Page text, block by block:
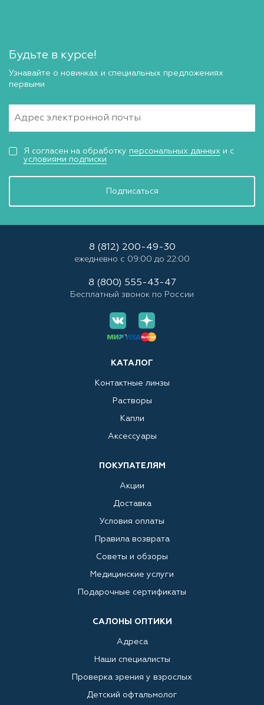
Будьте в курсе!
Узнавайте о новинках и специальных предложениях
первыми
Подписаться
Я согласен на обработку персональных данных и с
условиями подписки
КАТАЛОГ
Контактные линзы
Растворы
Капли
Аксессуары
ПОКУПАТЕЛЯМ
Акции
Доставка
Условия оплаты
Правила возврата
Советы и обзоры
Медицинские услуги
Подарочные сертификаты
САЛОНЫ ОПТИКИ
Адреса
Наши специалисты
Проверка зрения у взрослых
Детский офтальмолог
8 (812) 200-49-30
ежедневно с 09:00 до 22:00
8 (800) 555-43-47
Бесплатный звонок по России